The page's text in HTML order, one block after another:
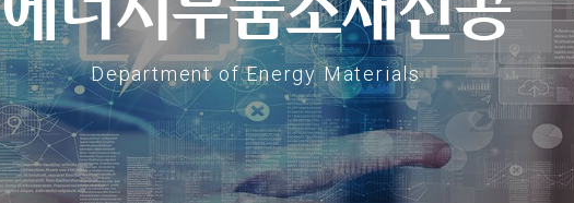
Department of Energy Materials